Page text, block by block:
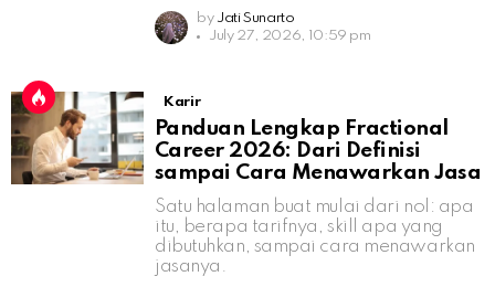
by Jati Sunarto
July 27, 2026, 10:59 pm
Karir
Panduan Lengkap Fractional
Career 2026: Dari Definisi
sampai Cara Menawarkan Jasa
Satu halaman buat mulai dari nol: apa
itu, berapa tarifnya, skill apa yang
dibutuhkan, sampai cara menawarkan
jasanya.